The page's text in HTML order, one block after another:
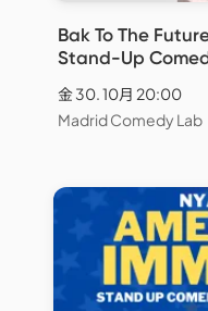
Bak To The
Stand-Up
金 30. 10月 20:00
Madrid Comedy Lab